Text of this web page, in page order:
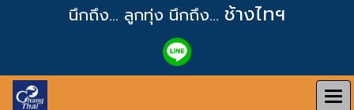
นึกถึง... ลูกทุ่ง นึกถึง... ช้างไทฯ